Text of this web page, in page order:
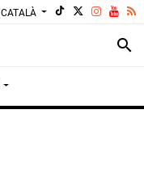
CATALÀ
search